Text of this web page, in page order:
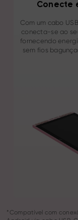
Conecte
Com um cabo
conecta-se ao
fornecendo
sem fios
*Compatível com